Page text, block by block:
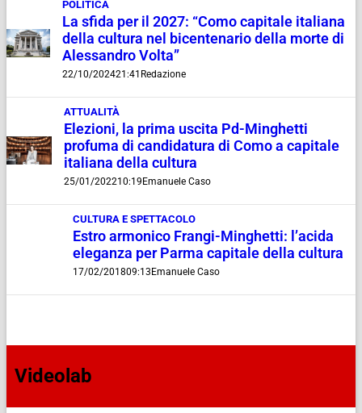
POLITICA
La sfida per il 2027: “Como capitale italiana
della cultura nel bicentenario della morte di
Alessandro Volta”
22/10/202421:41 Redazione
ATTUALITÀ
Elezioni, la prima uscita Pd-Minghetti
profuma di candidatura di Como a capitale
italiana della cultura
25/01/202210:19Emanuele Caso
CULTURA E SPETTACOLO
Estro armonico Frangi-Minghetti: l’acida
eleganza per Parma capitale della cultura
17/02/201809:13Emanuele Caso
Videolab